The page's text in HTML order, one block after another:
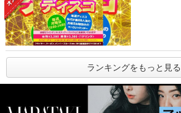
ランキングをもっと見る